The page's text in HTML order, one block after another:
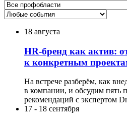
18 августа
HR-бренд как актив:
к конкретным
На встрече разберём, как
в компании, и обсудим пять
рекомендаций с экспертом
17 - 18 сентября